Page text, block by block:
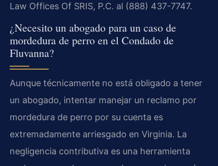
Law Offices Of SRIS, P.C. al (888) 437-7747.
¿Necesito un abogado para un caso de
mordedura de perro en el Condado de
Fluvanna?
Aunque técnicamente no está obligado a tener
un abogado, intentar manejar un reclamo por
mordedura de perro por su cuenta es
extremadamente arriesgado en Virginia. La
negligencia contributiva es una herramienta